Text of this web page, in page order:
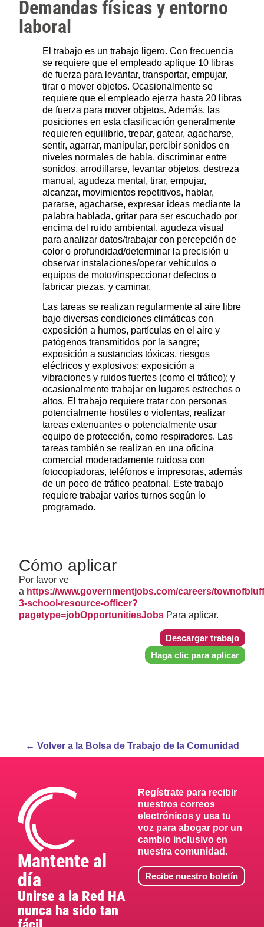
Demandas físicas y entorno
laboral
El trabajo es un trabajo ligero. Con frecuencia
se requiere que el empleado aplique 10 libras
de fuerza para levantar, transportar, empujar,
tirar o mover objetos. Ocasionalmente se
requiere que el empleado ejerza hasta 20 libras
de fuerza para mover objetos. Además, las
posiciones en esta clasificación generalmente
requieren equilibrio, trepar, gatear, agacharse,
sentir, agarrar, manipular, percibir sonidos en
niveles normales de habla, discriminar entre
sonidos, arrodillarse, levantar objetos, destreza
manual, agudeza mental, tirar, empujar,
alcanzar, movimientos repetitivos, hablar,
pararse, agacharse, expresar ideas mediante la
palabra hablada, gritar para ser escuchado por
encima del ruido ambiental, agudeza visual
para analizar datos/trabajar con percepción de
color o profundidad/determinar la precisión u
observar instalaciones/operar vehículos o
equipos de motor/inspeccionar defectos o
fabricar piezas, y caminar.
Las tareas se realizan regularmente al aire libre
bajo diversas condiciones climáticas con
exposición a humos, partículas en el aire y
patógenos transmitidos por la sangre;
exposición a sustancias tóxicas, riesgos
eléctricos y explosivos; exposición a
vibraciones y ruidos fuertes (como el tráfico); y
ocasionalmente trabajar en lugares estrechos o
altos. El trabajo requiere tratar con personas
potencialmente hostiles o violentas, realizar
tareas extenuantes o potencialmente usar
equipo de protección, como respiradores. Las
tareas también se realizan en una oficina
comercial moderadamente ruidosa con
fotocopiadoras, teléfonos e impresoras, además
de un poco de tráfico peatonal. Este trabajo
requiere trabajar varios turnos según lo
programado.
Cómo aplicar
Por favor ve
a https://www.governmentjobs.com/careers/
3-school-resource-officer?
pagetype=jobOpportunitiesJobs Para aplicar.
Descargar trabajo
Haga clic para aplicar
← Volver a la Bolsa de Trabajo de la Comunidad
Mantente al
día
Unirse a la Red HA
nunca ha sido tan
Regístrate para recibir
nuestros correos
electrónicos y usa tu
voz para abogar por un
cambio inclusivo en
nuestra comunidad.
Recibe nuestro boletín